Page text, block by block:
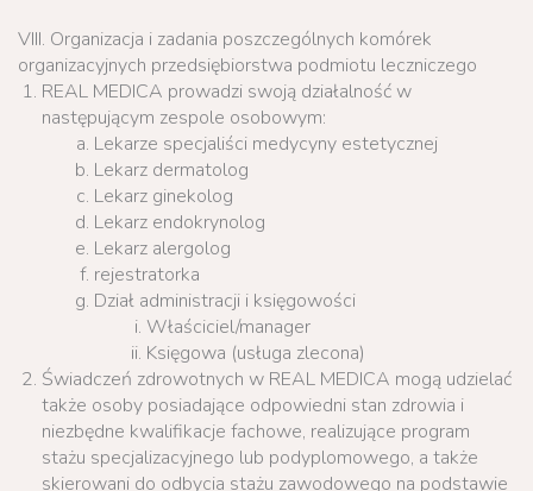
VIII. Organizacja i zadania poszczególnych komórek
organizacyjnych przedsiębiorstwa podmiotu leczniczego
REAL MEDICA prowadzi swoją działalność w
następującym zespole osobowym:
Lekarze specjaliści medycyny estetycznej
Lekarz dermatolog
Lekarz ginekolog
Lekarz endokrynolog
Lekarz alergolog
rejestratorka
Dział administracji i księgowości
Właściciel/manager
Księgowa (usługa zlecona)
Świadczeń zdrowotnych w REAL MEDICA mogą udzielać
także osoby posiadające odpowiedni stan zdrowia i
niezbędne kwalifikacje fachowe, realizujące program
stażu specjalizacyjnego lub podyplomowego, a także
skierowani do odbycia stażu zawodowego na podstawie